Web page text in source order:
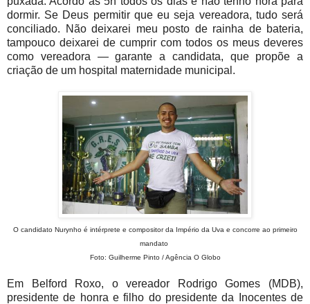
dormir. Se Deus permitir que eu seja vereadora, tudo será
conciliado. Não deixarei meu posto de rainha de bateria,
tampouco deixarei de cumprir com todos os meus deveres
como vereadora — garante a candidata, que propõe a
criação de um hospital maternidade municipal.
O candidato Nurynho é intérprete e compositor da Império da Uva e concorre ao primeiro
mandato
Foto: Guilherme Pinto / Agência O Globo
Em Belford Roxo, o vereador Rodrigo Gomes (MDB),
presidente de honra e filho do presidente da Inocentes de